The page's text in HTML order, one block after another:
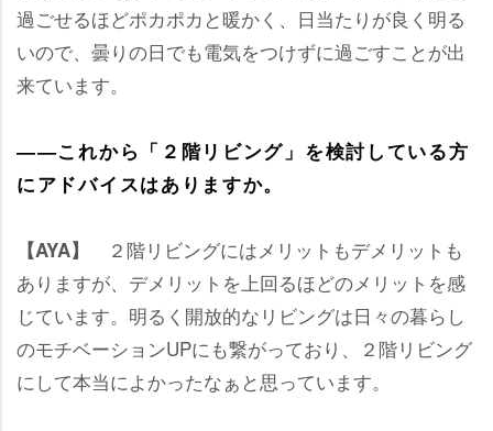
過ごせるほどポカポカと暖かく、日当たりが良く明る
いので、曇りの日でも電気をつけずに過ごすことが出
来ています。
――これから「２階リビング」を検討している方
にアドバイスはありますか。
【AYA】
２階リビングにはメリットもデメリットも
ありますが、デメリットを上回るほどのメリットを感
じています。明るく開放的なリビングは日々の暮らし
のモチベーションUPにも繋がっており、２階リビング
にして本当によかったなぁと思っています。